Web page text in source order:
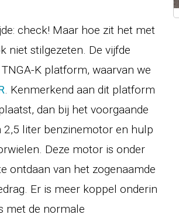
check! Maar hoe zit het met
niet stilgezeten. De vijfde
K platform, waarvan we
. Kenmerkend aan dit platform
dan bij het voorgaande
2,5 liter benzinemotor en hulp
Deze motor is onder
ontdaan van het zogenaamde
Er is meer koppel onderin
met de normale